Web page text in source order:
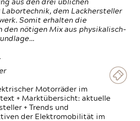
aus den drei üblichen
Labortechnik, dem Lackhersteller
Somit erhalten die
den nötigen Mix aus physikalisch-
Motorräder im
+ Marktübersicht: aktuelle
+ Trends und
der Elektromobilität im